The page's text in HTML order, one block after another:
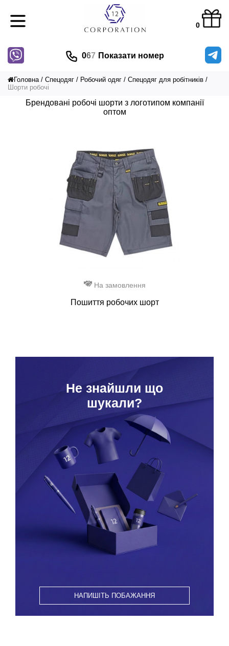
0
067 Показати номер
Головна Спецодяг Робочий одяг
Спецодяг для робітників
Шорти робочі
Брендовані робочі шорти з логотипом компанії
оптом
На замовлення
Пошиття робочих шорт
Hе знайшли що
шукали?
НАПИШІТЬ ПОБАЖАННЯ